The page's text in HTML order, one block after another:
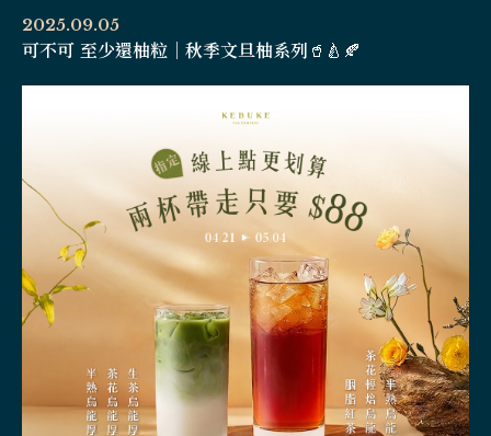
2025.09.05
可不可 至少還柚粒｜秋季文旦柚系列🥤🍐🍂